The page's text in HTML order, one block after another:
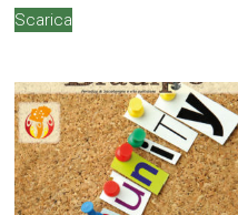
Scarica